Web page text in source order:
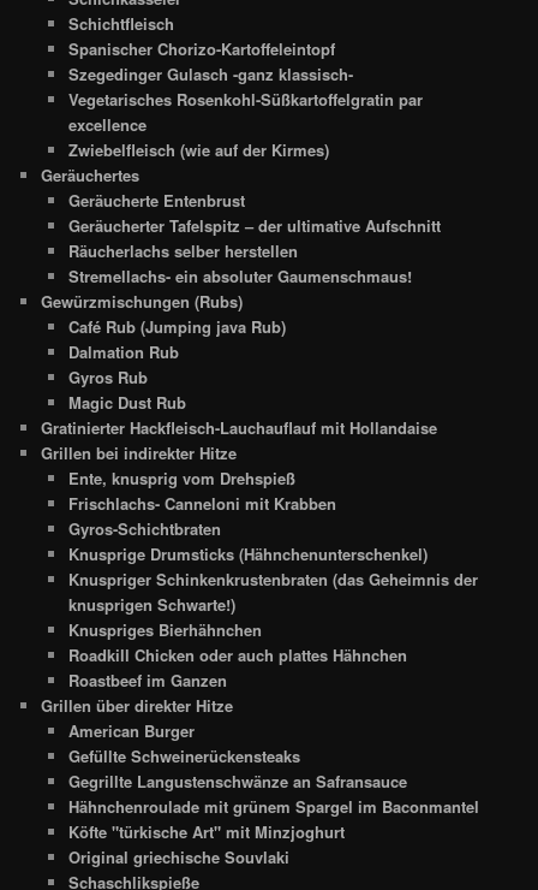
Schichtfleisch
Spanischer Chorizo-Kartoffeleintopf
Szegedinger Gulasch -ganz klassisch-
Vegetarisches Rosenkohl-Süßkartoffelgratin par
excellence
Zwiebelfleisch (wie auf der Kirmes)
Geräuchertes
Geräucherte Entenbrust
Geräucherter Tafelspitz – der ultimative Aufschnitt
Räucherlachs selber herstellen
Stremellachs- ein absoluter Gaumenschmaus!
Gewürzmischungen (Rubs)
Café Rub (Jumping java Rub)
Dalmation Rub
Gyros Rub
Magic Dust Rub
Gratinierter Hackfleisch-Lauchauflauf mit Hollandaise
Grillen bei indirekter Hitze
Ente, knusprig vom Drehspieß
Frischlachs- Canneloni mit Krabben
Gyros-Schichtbraten
Knusprige Drumsticks (Hähnchenunterschenkel)
Knuspriger Schinkenkrustenbraten (das Geheimnis der
knusprigen Schwarte!)
Knuspriges Bierhähnchen
Roadkill Chicken oder auch plattes Hähnchen
Roastbeef im Ganzen
Grillen über direkter Hitze
American Burger
Gefüllte Schweinerückensteaks
Gegrillte Langustenschwänze an Safransauce
Hähnchenroulade mit grünem Spargel im Baconmantel
Köfte "türkische Art" mit Minzjoghurt
Original griechische Souvlaki
Schaschlikspieße